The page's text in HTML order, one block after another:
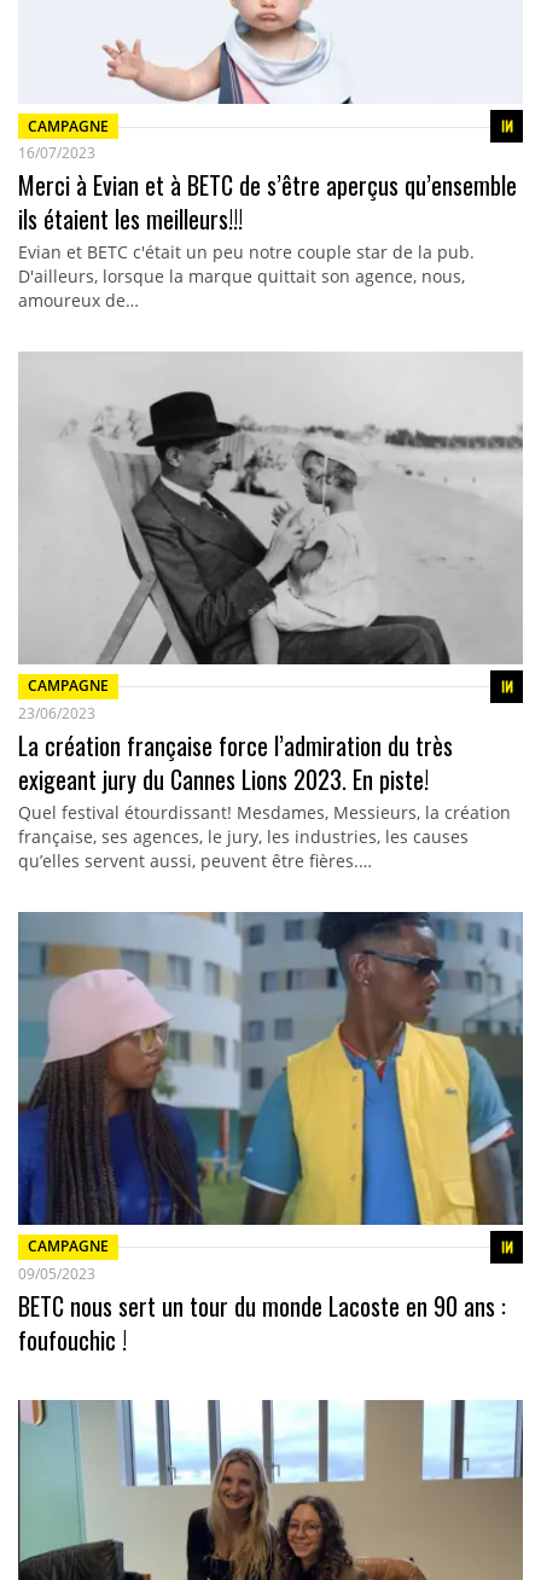
CAMPAGNE
16/07/2023
Merci à Evian et à BETC de s’être aperçus qu’ensemble
ils étaient les meilleurs!!!
Evian et BETC c'était un peu notre couple star de la pub.
D'ailleurs, lorsque la marque quittait son agence, nous,
amoureux de…
CAMPAGNE
23/06/2023
La création française force l’admiration du très
exigeant jury du Cannes Lions 2023. En piste!
Quel festival étourdissant! Mesdames, Messieurs, la création
française, ses agences, le jury, les industries, les causes
qu’elles servent aussi, peuvent être fières.…
CAMPAGNE
09/05/2023
BETC nous sert un tour du monde Lacoste en 90 ans :
foufouchic !